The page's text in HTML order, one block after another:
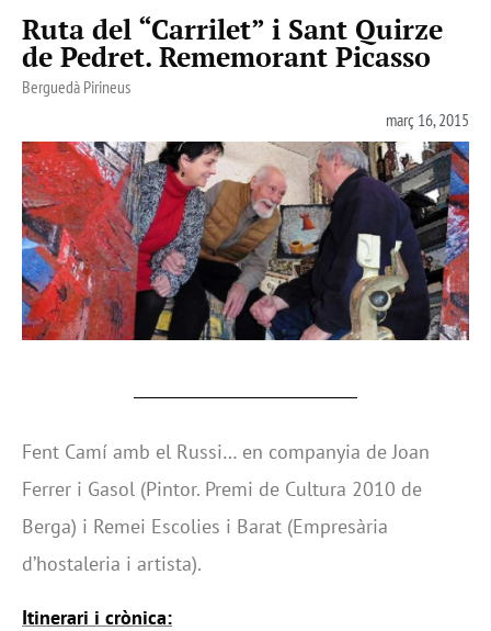
Ruta del “Carrilet” i Sant Quirze
de Pedret. Rememorant Picasso
Berguedà Pirineus
març 16, 2015
Fent Camí amb el Russi… en companyia de Joan
Ferrer i Gasol (Pintor. Premi de Cultura 2010 de
Berga) i Remei Escolies i Barat (Empresària
d’hostaleria i artista).
Itinerari i crònica: